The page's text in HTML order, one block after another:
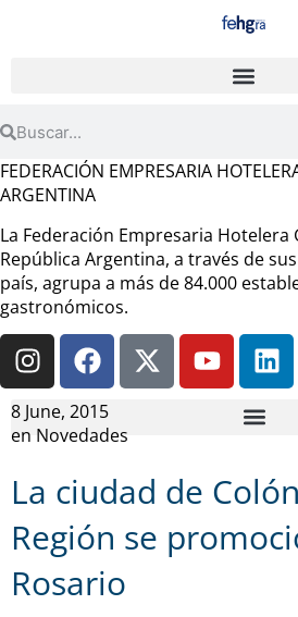
FEDERACIÓN EMPRESARIA
ARGENTINA
La Federación Empresaria Hotelera
República Argentina, a través de
país, agrupa a más de 84.000
gastronómicos.
8 June, 2015
en Novedades
La ciudad de
Región se
Rosario